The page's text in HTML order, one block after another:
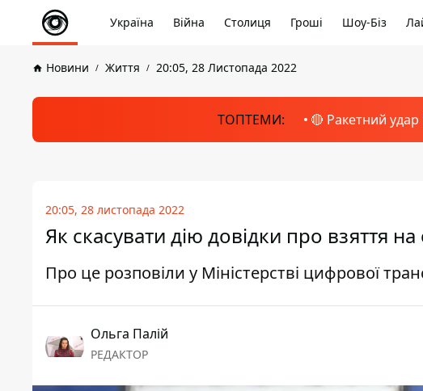
Україна Війна Столиця Гроші Шоу-Біз
Новини Життя 20:05, 28 Листопада 2022
ТОПТЕМИ: 🔴 Ракетний
20:05, 28 листопада 2022
Як скасувати дію довідки про взяття
Про це розповіли у Міністерстві цифрової
Ольга Палій
РЕДАКТОР